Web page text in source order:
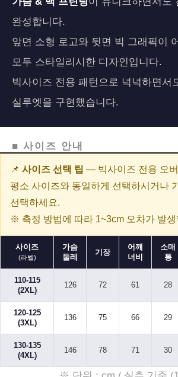
완성합니다.
앞면 소형 로고와 뒷면 빅 그래픽이
모두 스타일리시한 디자인입니다.
빅사이즈 전용 패턴으로 넉넉하면서
실루엣을 구현했습니다.
■ 사이즈 안내
📌 사이즈 선택 팁 — 빅사이즈 전용 오
평소 사이즈와 동일하게 선택하시거나
선택하세요.
※ 측정 방법에 따라 1~3cm 오차가 발생
사이즈
(라벨)
가슴
둘레
기장
어깨
너비
소매
통
110-115
(2XL)
126 72 61 28
120-125
(3XL)
136 75 66 29
130-135
(4XL)
146 78 71 30